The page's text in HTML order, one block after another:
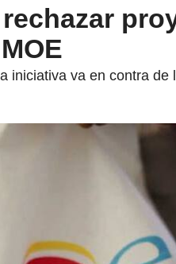
iniciativa va en contra de